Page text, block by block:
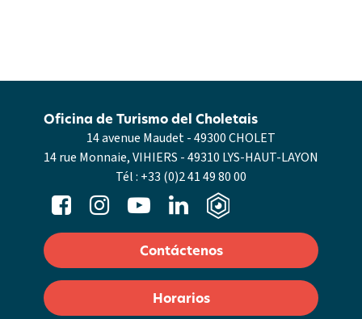
14 avenue Maudet - 49300 CHOLET
14 rue Monnaie, VIHIERS - 49310 LYS-HAUT-LAYON
Tél : +33 (0)2 41 49 80 00
Oficina de Turismo del Choletais
Contáctenos
Horarios